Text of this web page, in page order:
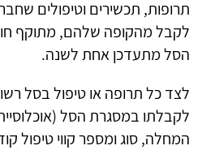
תרופות, תכשירים וטיפולים
לקבל מהקופה שלהם, מתוקף
הסל מתעדכן אחת לשנה.
לצד כל תרופה או טיפול בסל
לקבלתו במסגרת הסל
המחלה, סוג ומספר קווי טיפול